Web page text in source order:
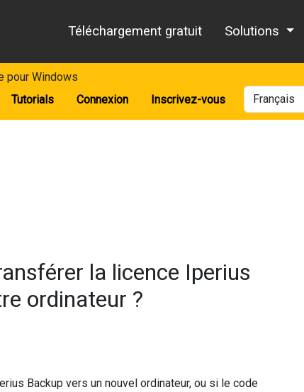
Téléchargement gratuit Solutions
pour Windows
Tutorials Connexion Inscrivez-vous
la licence Iperius
ordinateur ?
Backup vers un nouvel ordinateur, ou si le code